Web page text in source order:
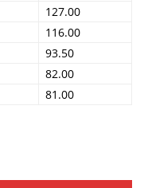
127.00
116.00
93.50
82.00
81.00